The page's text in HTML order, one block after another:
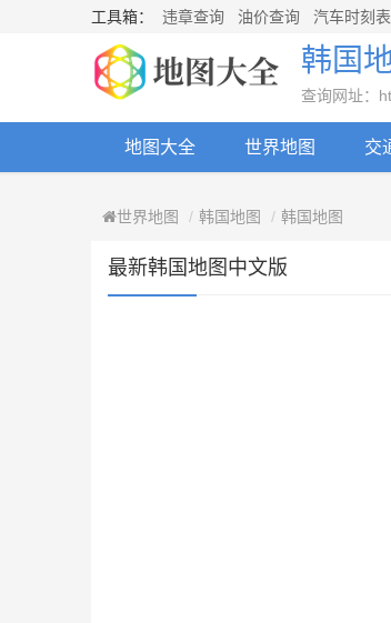
工具箱： 违章查询 油价查询 汽车时刻表
韩国
查询网址：
地图大全 世界地图 交
世界地图 韩国地图 韩国地图
最新韩国地图中文版